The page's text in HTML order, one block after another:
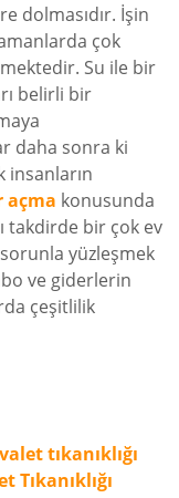
dolmasıdır. İşin
çok
Su ile bir
belirli bir
daha sonra ki
insanların
açma konusunda
takdirde bir çok ev
yüzleşmek
ve giderlerin
çeşitlilik
tıkanıklığı
Tıkanıklığı